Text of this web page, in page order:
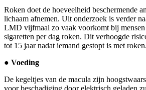
Roken doet de hoeveelheid beschermende
lichaam afnemen. Uit onderzoek is verder
LMD vijfmaal zo vaak voorkomt bij mensen
sigaretten per dag roken. Dit verhoogde
tot 15 jaar nadat iemand gestopt is met roken.
● Voeding
De kegeltjes van de macula zijn
voor beschadiging door elektrisch geladen